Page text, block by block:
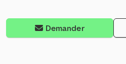
Demander